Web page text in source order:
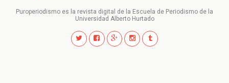
Puroperiodismo es la revista digital de la Escuela de Periodismo de la
Universidad Alberto Hurtado